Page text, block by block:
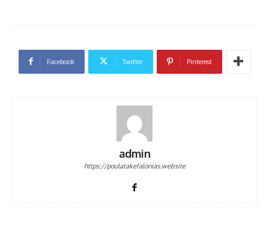
Facebook Twitter Pinterest
admin
https://poulatakefalonias.website